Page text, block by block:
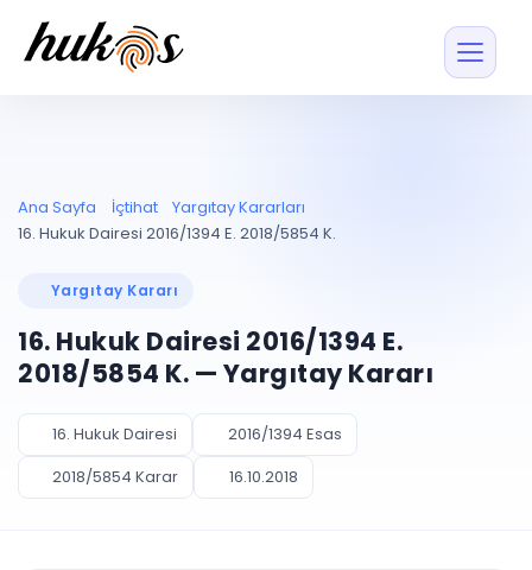
Entegrasyonu
UYAP ile otomatik
UYAP Evrak
Entegrasyonu
UETS Entegrasyonu
Tebligatları anında
Müvekkil ve taraf
Vekalet
PLANLAMA & TAKİP
Pano ve Takip
Blog
Ücretsiz Başlayın Giriş Yap
Ana Sayfa İçtihat
Yargıtay Kararları
16. Hukuk Dairesi 2016/1394 E. 2018/5854 K.
Yargıtay Kararı
16. Hukuk Dairesi 2016/1394 E.
2018/5854 K. — Yargıtay Kararı
16. Hukuk Dairesi
2016/1394 Esas
2018/5854 Karar
16.10.2018